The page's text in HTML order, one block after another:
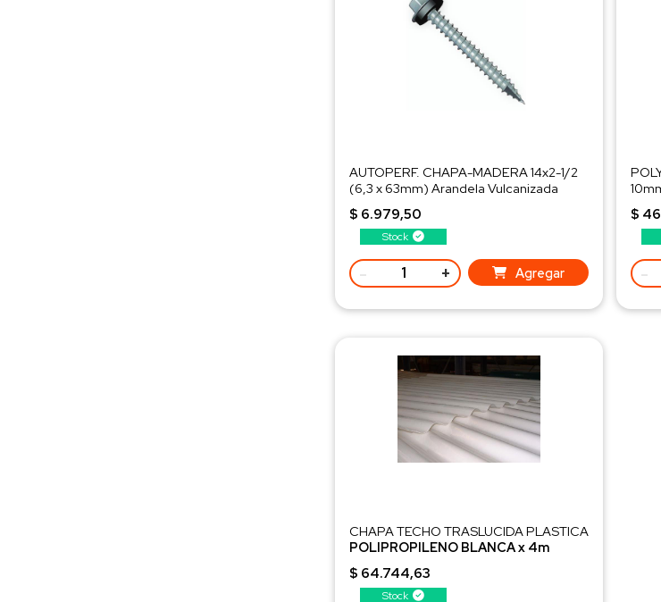
Stock
AUTOPERF. CHAPA-MADERA 14x2-1/2
(6,3 x 63mm) Arandela Vulcanizada
Bolsa x 50 Uds.
Uso: CHAPA-MADERA
$ 6.979,50
- + Agregar
$
-
Stock
CHAPA TECHO TRASLUCIDA PLASTICA
POLIPROPILENO BLANCA x 4m
ACANALADA - Espesor Reforzado
$ 64.744,63